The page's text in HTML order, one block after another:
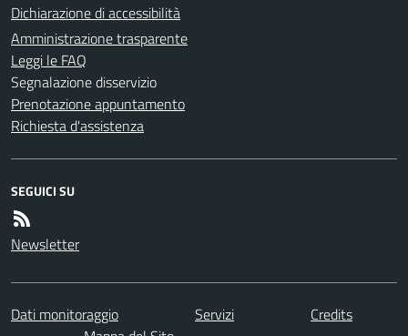
Dichiarazione di accessibilità
Amministrazione trasparente
Leggi le FAQ
Segnalazione disservizio
Prenotazione appuntamento
Richiesta d'assistenza
SEGUICI SU
Newsletter
Dati monitoraggio Servizi
Credits